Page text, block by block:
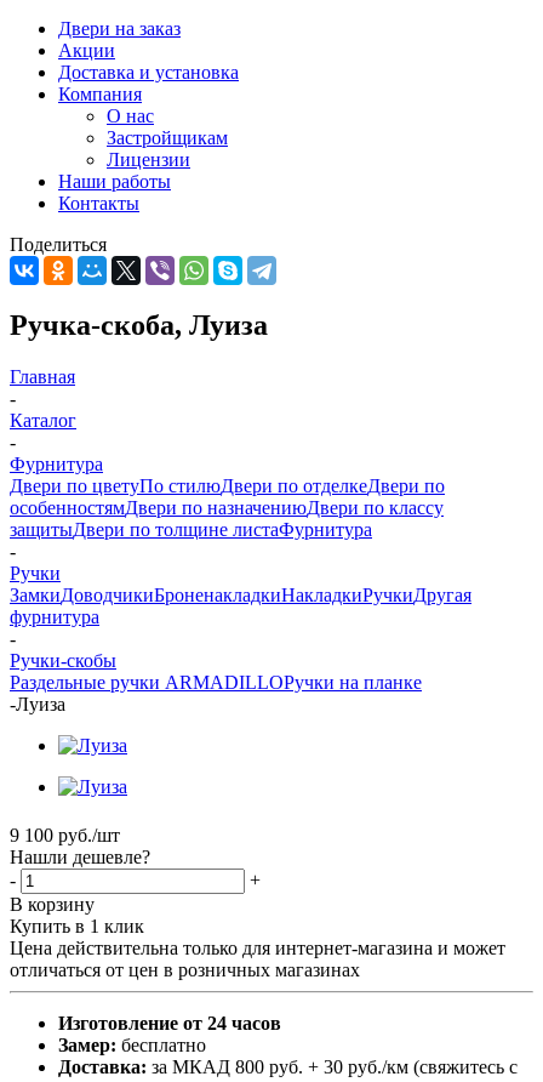
Двери на заказ
Акции
Доставка и установка
Компания
О нас
Застройщикам
Лицензии
Наши работы
Контакты
Поделиться
Ручка-скоба, Луиза
Главная
-
Каталог
-
Фурнитура
Двери по цветуПо стилюДвери по отделкеДвери по
особенностямДвери по назначениюДвери по классу
защитыДвери по толщине листаФурнитура
-
Ручки
ЗамкиДоводчикиБроненакладкиНакладкиРучкиДругая
фурнитура
-
Ручки-скобы
Раздельные ручки ARMADILLOРучки на планке
-Луиза
9 100 руб./шт
Нашли дешевле?
-
+
В корзину
Купить в 1 клик
Цена действительна только для интернет-магазина и может
отличаться от цен в розничных магазинах
Изготовление от 24 часов
Замер: бесплатно
Доставка: за МКАД 800 руб. + 30 руб./км (свяжитесь с